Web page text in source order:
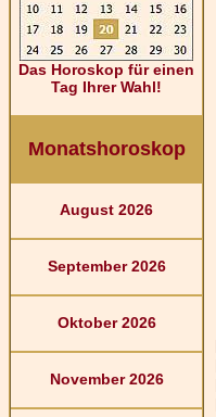
Das Horoskop für einen
Tag Ihrer Wahl!
Monatshoroskop
August 2026
September 2026
Oktober 2026
November 2026